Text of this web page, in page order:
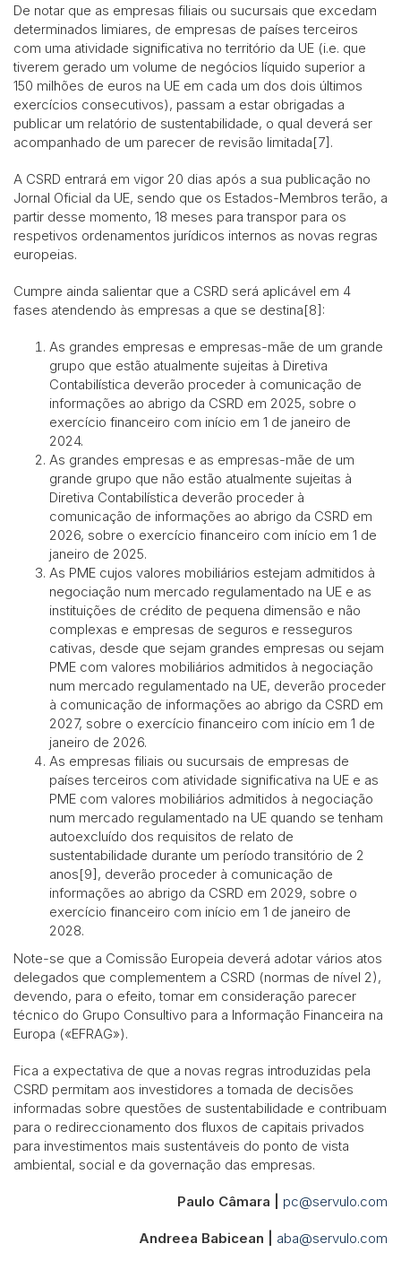
De notar que as empresas filiais ou sucursais que excedam
determinados limiares, de empresas de países terceiros
com uma atividade significativa no território da UE (i.e. que
tiverem gerado um volume de negócios líquido superior a
150 milhões de euros na UE em cada um dos dois últimos
exercícios consecutivos), passam a estar obrigadas a
publicar um relatório de sustentabilidade, o qual deverá ser
acompanhado de um parecer de revisão limitada[7].
A CSRD entrará em vigor 20 dias após a sua publicação no
Jornal Oficial da UE, sendo que os Estados-Membros terão, a
partir desse momento, 18 meses para transpor para os
respetivos ordenamentos jurídicos internos as novas regras
europeias.
Cumpre ainda salientar que a CSRD será aplicável em 4
fases atendendo às empresas a que se destina[8]:
As grandes empresas e empresas-mãe de um grande
grupo que estão atualmente sujeitas à Diretiva
Contabilística deverão proceder à comunicação de
informações ao abrigo da CSRD em 2025, sobre o
exercício financeiro com início em 1 de janeiro de
2024.
As grandes empresas e as empresas-mãe de um
grande grupo que não estão atualmente sujeitas à
Diretiva Contabilística deverão proceder à
comunicação de informações ao abrigo da CSRD em
2026, sobre o exercício financeiro com início em 1 de
janeiro de 2025.
As PME cujos valores mobiliários estejam admitidos à
negociação num mercado regulamentado na UE e as
instituições de crédito de pequena dimensão e não
complexas e empresas de seguros e resseguros
cativas, desde que sejam grandes empresas ou sejam
PME com valores mobiliários admitidos à negociação
num mercado regulamentado na UE, deverão proceder
à comunicação de informações ao abrigo da CSRD em
2027, sobre o exercício financeiro com início em 1 de
janeiro de 2026.
As empresas filiais ou sucursais de empresas de
países terceiros com atividade significativa na UE e as
PME com valores mobiliários admitidos à negociação
num mercado regulamentado na UE quando se tenham
autoexcluído dos requisitos de relato de
sustentabilidade durante um período transitório de 2
anos[9], deverão proceder à comunicação de
informações ao abrigo da CSRD em 2029, sobre o
exercício financeiro com início em 1 de janeiro de
2028.
Note-se que a Comissão Europeia deverá adotar vários atos
delegados que complementem a CSRD (normas de nível 2),
devendo, para o efeito, tomar em consideração parecer
técnico do Grupo Consultivo para a Informação Financeira na
Europa («EFRAG»).
Fica a expectativa de que a novas regras introduzidas pela
CSRD permitam aos investidores a tomada de decisões
informadas sobre questões de sustentabilidade e contribuam
para o redireccionamento dos fluxos de capitais privados
para investimentos mais sustentáveis do ponto de vista
ambiental, social e da governação das empresas.
Paulo Câmara | pc@servulo.com
Andreea Babicean | aba@servulo.com